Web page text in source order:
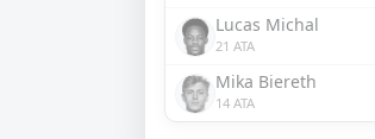
Lucas Michal
21 ATA
Mika Biereth
14 ATA